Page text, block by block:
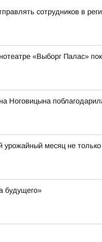
сотрудников в
«Выборг
Ноговицына
месяц не только
будущего»